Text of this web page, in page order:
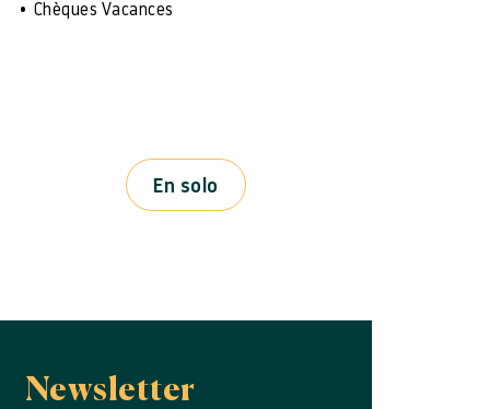
Chèques Vacances
En solo
Newsletter